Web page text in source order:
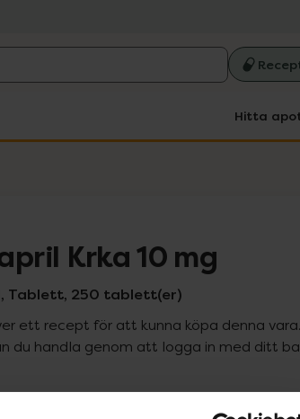
Hitta
Krka 10 mg
Tablett, 250 tablett(er)
ett recept för att kunna köpa denna
du handla genom att logga in med ditt
Pris med recept